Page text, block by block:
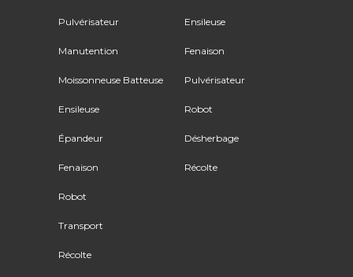
Pulvérisateur
Manutention
Moissonneuse Batteuse
Ensileuse
Épandeur
Fenaison
Robot
Transport
Récolte
Ensileuse
Fenaison
Pulvérisateur
Robot
Désherbage
Récolte